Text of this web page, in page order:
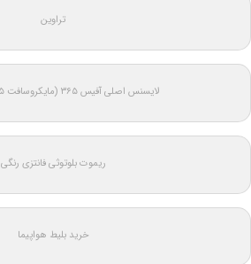
تراوین
لایسنس اصلی آفیس ۳۶۵ (مایکروسافت ۳۶۵) اورجینال
ریموت بلوتوثی فانتزی رنگی
خرید بلیط هواپیما